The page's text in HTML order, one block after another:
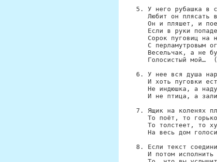
У него рубашка в
Любит он плясать
Он и пляшет, и
Если в руки
Сорок пуговиц на
С перламутровым
Весельчак, а не
Голосистый мой…
У нее вся душа
И хоть пуговки
Не индюшка, а
И не птица, а
Ящик на коленях
То поёт, то
То толстеет, то
На весь дом
Если текст
И потом